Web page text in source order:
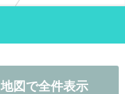
地図で全件表示